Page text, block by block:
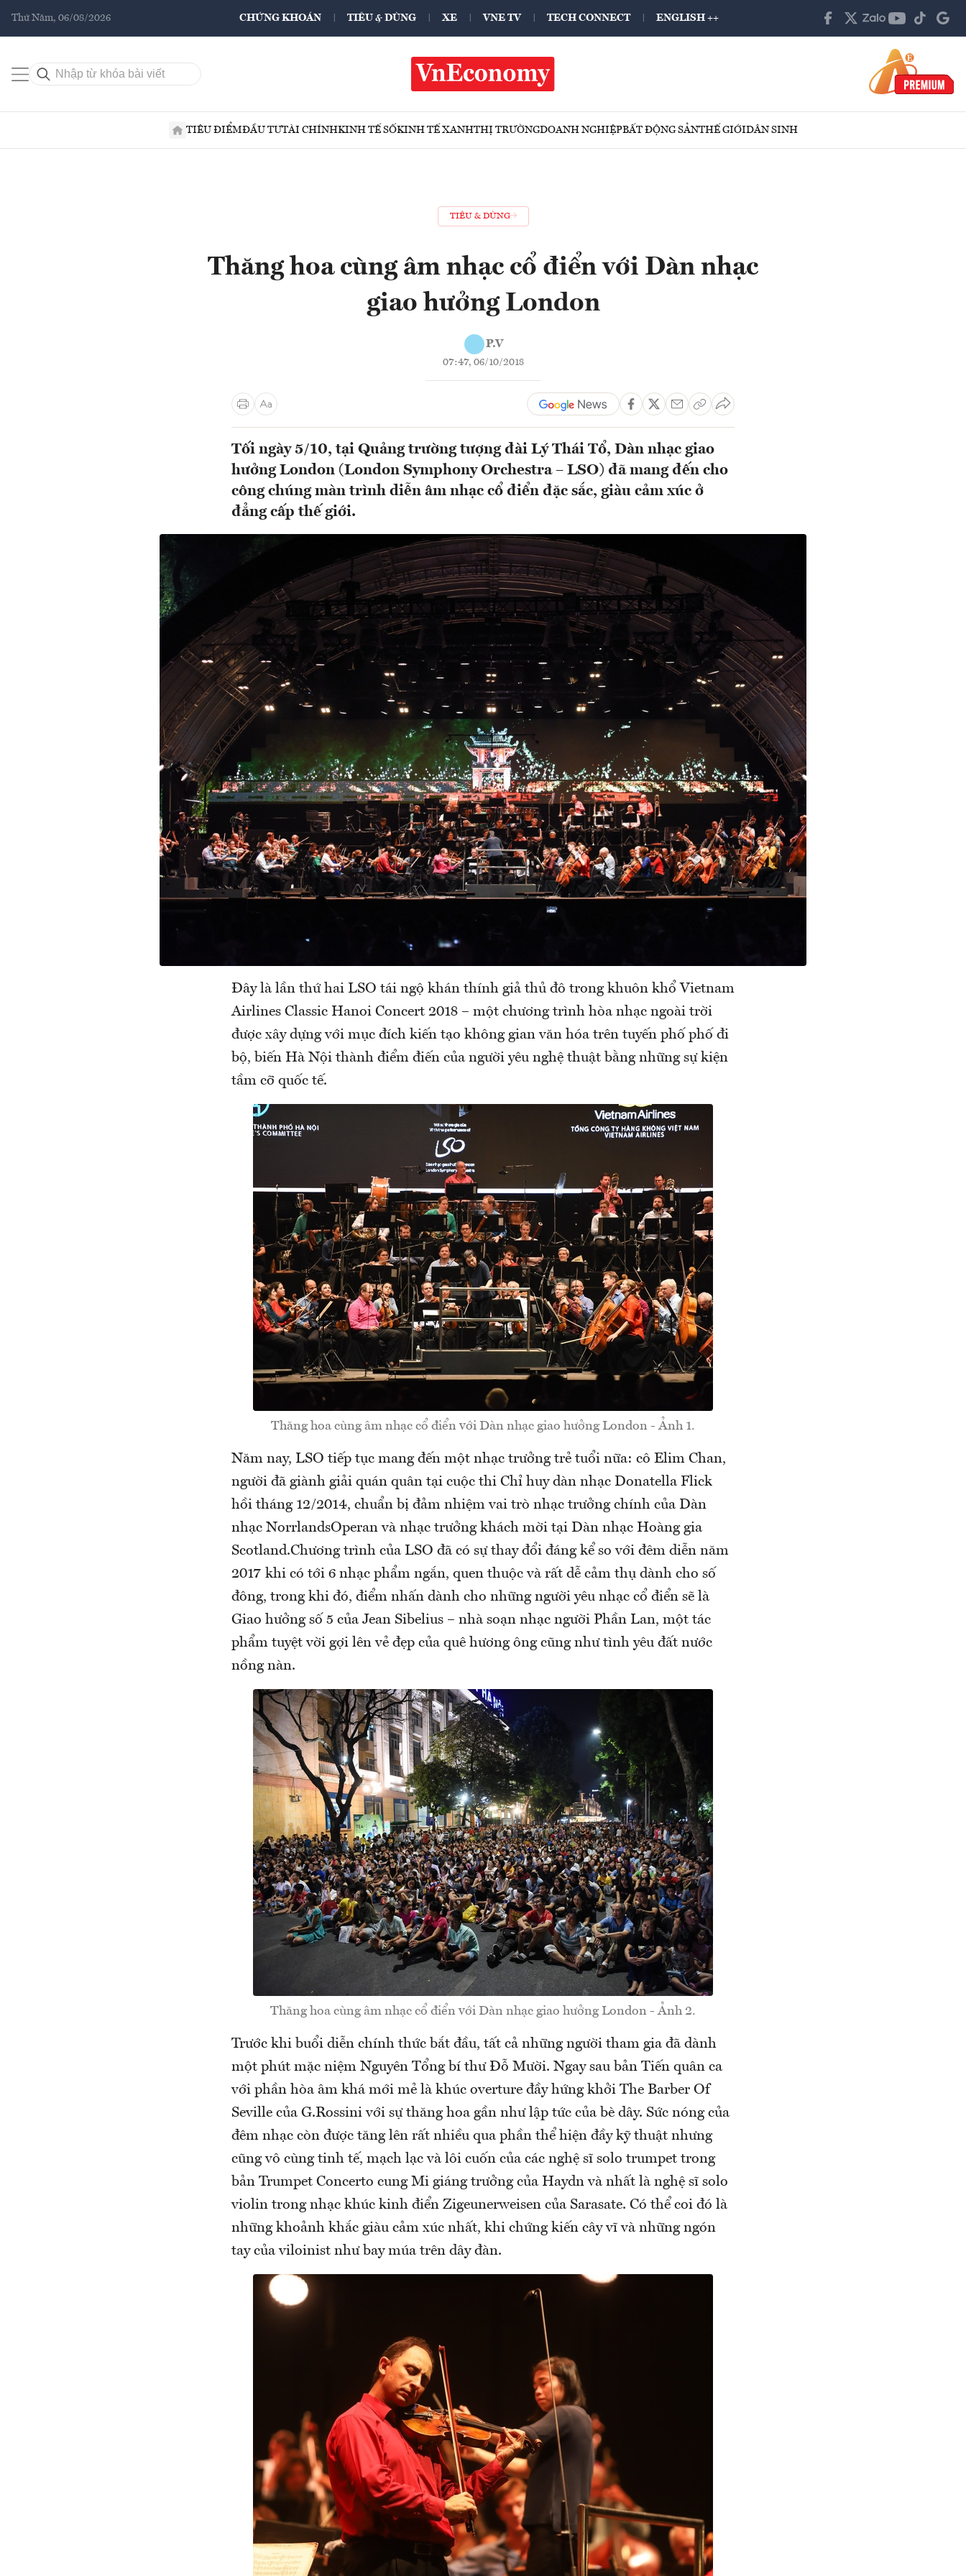
Thứ Năm, 06/08/2026 CHỨNG KHOÁN TIÊU & DÙNG XE VNE TV TECH CONNECT ENGLISH ++
TIÊU ĐIỂMĐẦU TƯTÀI CHÍNHKINH TẾ SỐKINH TẾ XANHTHỊ TRƯỜNGDOANH NGHIỆPBẤT ĐỘNG SẢNTHẾ GIỚIDÂN SINH
TIÊU & DÙNG
Thăng hoa cùng âm nhạc cổ điển với Dàn nhạc
giao hưởng London
P.V
07:47, 06/10/2018
Tối ngày 5/10, tại Quảng trường tượng đài Lý Thái Tổ, Dàn nhạc giao
hưởng London (London Symphony Orchestra – LSO) đã mang đến cho
công chúng màn trình diễn âm nhạc cổ điển đặc sắc, giàu cảm xúc ở
đẳng cấp thế giới.
Đây là lần thứ hai LSO tái ngộ khán thính giả thủ đô trong khuôn khổ Vietnam
Airlines Classic Hanoi Concert 2018 – một chương trình hòa nhạc ngoài trời
được xây dựng với mục đích kiến tạo không gian văn hóa trên tuyến phố phố đi
bộ, biến Hà Nội thành điểm điến của người yêu nghệ thuật bằng những sự kiện
tầm cỡ quốc tế.
Thăng hoa cùng âm nhạc cổ điển với Dàn nhạc giao hưởng London - Ảnh 1.
Năm nay, LSO tiếp tục mang đến một nhạc trưởng trẻ tuổi nữa: cô Elim Chan,
người đã giành giải quán quân tại cuộc thi Chỉ huy dàn nhạc Donatella Flick
hồi tháng 12/2014, chuẩn bị đảm nhiệm vai trò nhạc trưởng chính của Dàn
nhạc NorrlandsOperan và nhạc trưởng khách mời tại Dàn nhạc Hoàng gia
Scotland.Chương trình của LSO đã có sự thay đổi đáng kể so với đêm diễn năm
2017 khi có tới 6 nhạc phẩm ngắn, quen thuộc và rất dễ cảm thụ dành cho số
đông, trong khi đó, điểm nhấn dành cho những người yêu nhạc cổ điển sẽ là
Giao hưởng số 5 của Jean Sibelius – nhà soạn nhạc người Phần Lan, một tác
phẩm tuyệt vời gợi lên vẻ đẹp của quê hương ông cũng như tình yêu đất nước
nồng nàn.
Thăng hoa cùng âm nhạc cổ điển với Dàn nhạc giao hưởng London - Ảnh 2.
Trước khi buổi diễn chính thức bắt đầu, tất cả những người tham gia đã dành
một phút mặc niệm Nguyên Tổng bí thư Đỗ Mười. Ngay sau bản Tiến quân ca
với phần hòa âm khá mới mẻ là khúc overture đầy hứng khởi The Barber Of
Seville của G.Rossini với sự thăng hoa gần như lập tức của bè dây. Sức nóng của
đêm nhạc còn được tăng lên rất nhiều qua phần thể hiện đầy kỹ thuật nhưng
cũng vô cùng tinh tế, mạch lạc và lôi cuốn của các nghệ sĩ solo trumpet trong
bản Trumpet Concerto cung Mi giáng trưởng của Haydn và nhất là nghệ sĩ solo
violin trong nhạc khúc kinh điển Zigeunerweisen của Sarasate. Có thể coi đó là
những khoảnh khắc giàu cảm xúc nhất, khi chứng kiến cây vĩ và những ngón
tay của viloinist như bay múa trên dây đàn.